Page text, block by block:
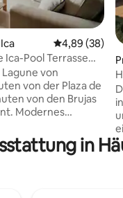
5 von 5, 39
4,89 (38)
Terrasse
von
von der Plaza de
von den Brujas
Modernes
rund
Familien oder eine
in